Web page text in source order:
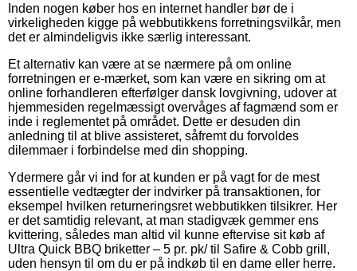
Inden nogen køber hos en internet handler bør de i
virkeligheden kigge på webbutikkens forretningsvilkår, men
det er almindeligvis ikke særlig interessant.
Et alternativ kan være at se nærmere på om online
forretningen er e-mærket, som kan være en sikring om at
online forhandleren efterfølger dansk lovgivning, udover at
hjemmesiden regelmæssigt overvåges af fagmænd som er
inde i reglementet på området. Dette er desuden din
anledning til at blive assisteret, såfremt du forvoldes
dilemmaer i forbindelse med din shopping.
Ydermere går vi ind for at kunden er på vagt for de mest
essentielle vedtægter der indvirker på transaktionen, for
eksempel hvilken returneringsret webbutikken tilsikrer. Her
er det samtidig relevant, at man stadigvæk gemmer ens
kvittering, således man altid vil kunne eftervise sit køb af
Ultra Quick BBQ briketter – 5 pr. pk/ til Safire & Cobb grill,
uden hensyn til om du er på indkøb til en dame eller herre.